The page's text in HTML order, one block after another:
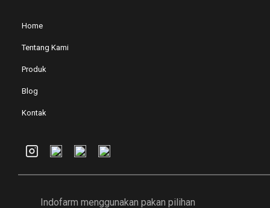
Home
Tentang Kami
Produk
Blog
Kontak
Indofarm menggunakan pakan pilihan